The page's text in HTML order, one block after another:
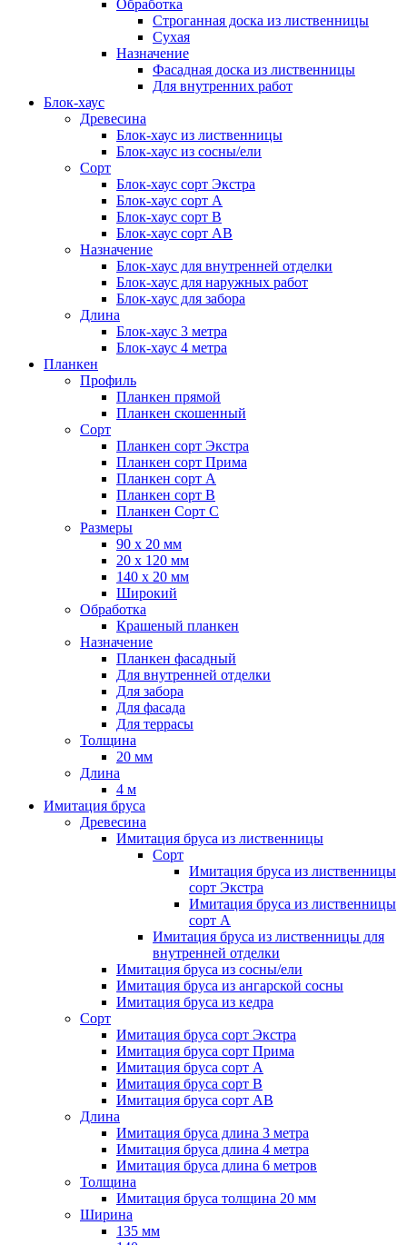
Обработка
Строганная доска из лиственницы
Сухая
Назначение
Фасадная доска из лиственницы
Для внутренних работ
Блок-хаус
Древесина
Блок-хаус из лиственницы
Блок-хаус из сосны/ели
Сорт
Блок-хаус сорт Экстра
Блок-хаус сорт А
Блок-хаус сорт B
Блок-хаус сорт АВ
Назначение
Блок-хаус для внутренней отделки
Блок-хаус для наружных работ
Блок-хаус для забора
Длина
Блок-хаус 3 метра
Блок-хаус 4 метра
Планкен
Профиль
Планкен прямой
Планкен скошенный
Сорт
Планкен сорт Экстра
Планкен сорт Прима
Планкен сорт А
Планкен сорт B
Планкен Сорт C
Размеры
90 х 20 мм
20 х 120 мм
140 х 20 мм
Широкий
Обработка
Крашеный планкен
Назначение
Планкен фасадный
Для внутренней отделки
Для забора
Для фасада
Для террасы
Толщина
20 мм
Длина
4 м
Имитация бруса
Древесина
Имитация бруса из лиственницы
Сорт
Имитация бруса из лиственницы
сорт Экстра
Имитация бруса из лиственницы
сорт A
Имитация бруса из лиственницы для
внутренней отделки
Имитация бруса из сосны/ели
Имитация бруса из ангарской сосны
Имитация бруса из кедра
Сорт
Имитация бруса сорт Экстра
Имитация бруса сорт Прима
Имитация бруса сорт A
Имитация бруса сорт B
Имитация бруса сорт АВ
Длина
Имитация бруса длина 3 метра
Имитация бруса длина 4 метра
Имитация бруса длина 6 метров
Толщина
Имитация бруса толщина 20 мм
Ширина
135 мм